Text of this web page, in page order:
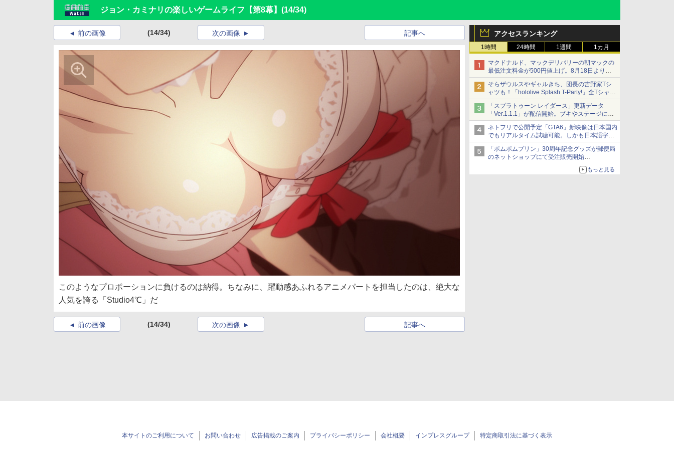
ジョン・カミナリの楽しいゲームライフ【第8幕】 (14/34)
アクセスランキング
1時間 24時間 1週間 1カ月
マクドナルド、マックデリバリーの朝マックの
最低注文料金が500円値上げ。8月18日より
1,500円から受付
そらザウルスやギャルきち、団長の吉野家Tシ
ャツも！「hololive Splash T-Party!」全Tシャツ
ラインナップ公開＆オンライン販売開始
「スプラトゥーン レイダース」更新データ
「Ver.1.1.1」が配信開始。ブキやステージに関
する不具合を修正
ネトフリで公開予定「GTA6」新映像は日本国内
でもリアルタイム試聴可能。しかも日本語字幕
付き
Netflixから公式回答あり
「ポムポムプリン」30周年記念グッズが郵便局
のネットショップにて受注販売開始
「おもちもちもちクッション」など今年だけの
もっと見る
前の画像 (14/34) 記事へ
次の画像
このようなプロポーションに負けるのは納得。ちなみに、躍動感あふれるアニメパートを担当したのは、絶大な
人気を誇る「Studio4℃」だ
前の画像 (14/34) 記事へ
次の画像
本サイトのご利用について お問い合わせ 広告掲載のご案内 プライバシーポリシー 会社概要 インプレスグループ 特定商取引法に基づく表示